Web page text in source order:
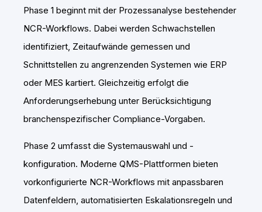
Phase 1 beginnt mit der Prozessanalyse bestehender
NCR-Workflows. Dabei werden Schwachstellen
identifiziert, Zeitaufwände gemessen und
Schnittstellen zu angrenzenden Systemen wie ERP
oder MES kartiert. Gleichzeitig erfolgt die
Anforderungserhebung unter Berücksichtigung
branchenspezifischer Compliance-Vorgaben.
Phase 2 umfasst die Systemauswahl und -
konfiguration. Moderne QMS-Plattformen bieten
vorkonfigurierte NCR-Workflows mit anpassbaren
Datenfeldern, automatisierten Eskalationsregeln und